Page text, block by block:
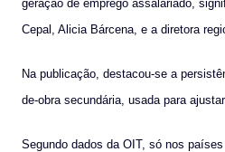
geração de emprego assalariado,
Cepal, Alicia Bárcena, e a diretora
Na publicação, destacou-se a
de-obra secundária, usada para
Segundo dados da OIT, só nos